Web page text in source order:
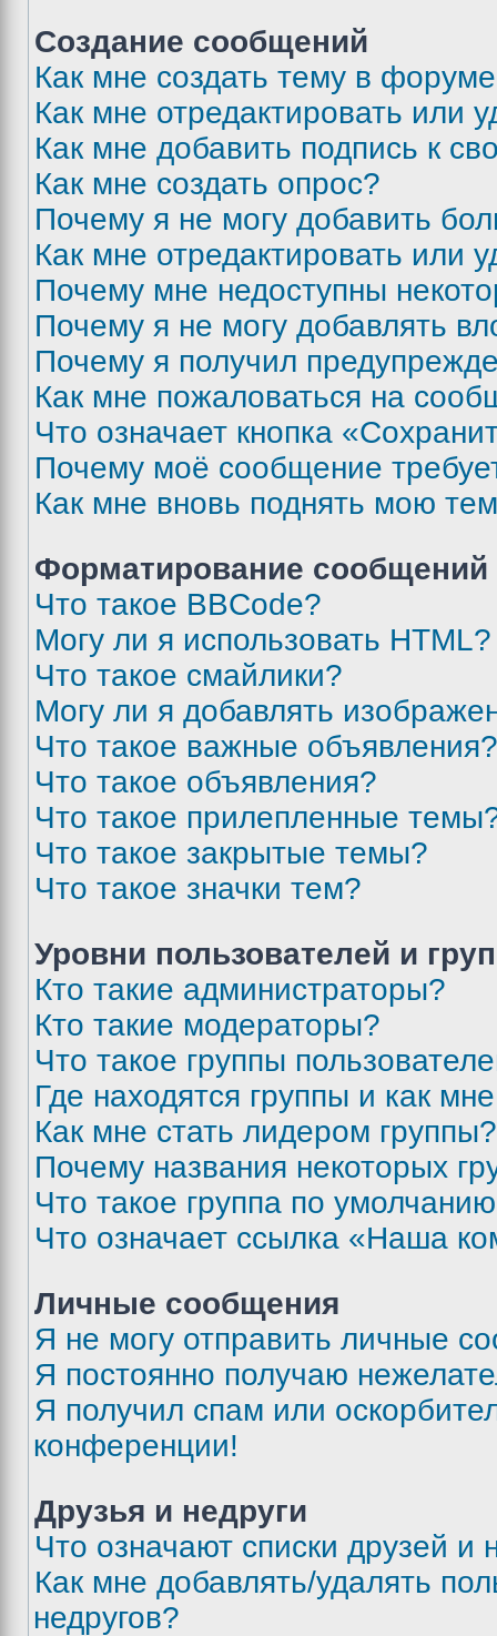
Создание сообщений
Как мне создать тему в
Как мне отредактировать или
Как мне добавить подпись к
Как мне создать опрос?
Почему я не могу добавить
Как мне отредактировать или
Почему мне недоступны
Почему я не могу добавлять
Почему я получил
Как мне пожаловаться на
Что означает кнопка
Почему моё сообщение
Как мне вновь поднять мою
Форматирование
Что такое BBCode?
Могу ли я использовать HTML?
Что такое смайлики?
Могу ли я добавлять
Что такое важные объявления?
Что такое объявления?
Что такое прилепленные
Что такое закрытые темы?
Что такое значки тем?
Уровни пользователей и
Кто такие администраторы?
Кто такие модераторы?
Что такое группы
Где находятся группы и как
Как мне стать лидером группы?
Почему названия некоторых
Что такое группа по
Что означает ссылка «Наша
Личные сообщения
Я не могу отправить личные
Я постоянно получаю
Я получил спам или
конференции!
Друзья и недруги
Что означают списки друзей и
Как мне добавлять/удалять
недругов?